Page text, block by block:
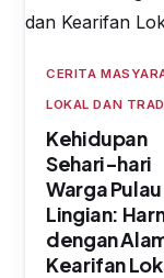
CERITA
LOKAL DAN
Kehidupan
Sehari-hari
Warga Pulau
Lingian:
dengan
Kearifan